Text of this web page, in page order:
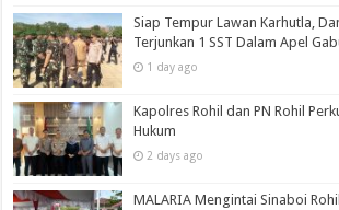
Siap Tempur Lawan Karhutla,
Terjunkan 1 SST Dalam Apel
1 day ago
Kapolres Rohil dan PN Rohil
Hukum
2 days ago
MALARIA Mengintai Sinaboi